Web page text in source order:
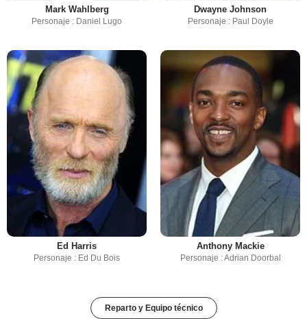
Mark Wahlberg
Personaje : Daniel Lugo
Dwayne Johnson
Personaje : Paul Doyle
Ed Harris
Personaje : Ed Du Bois
Anthony Mackie
Personaje : Adrian Doorbal
Reparto y Equipo técnico